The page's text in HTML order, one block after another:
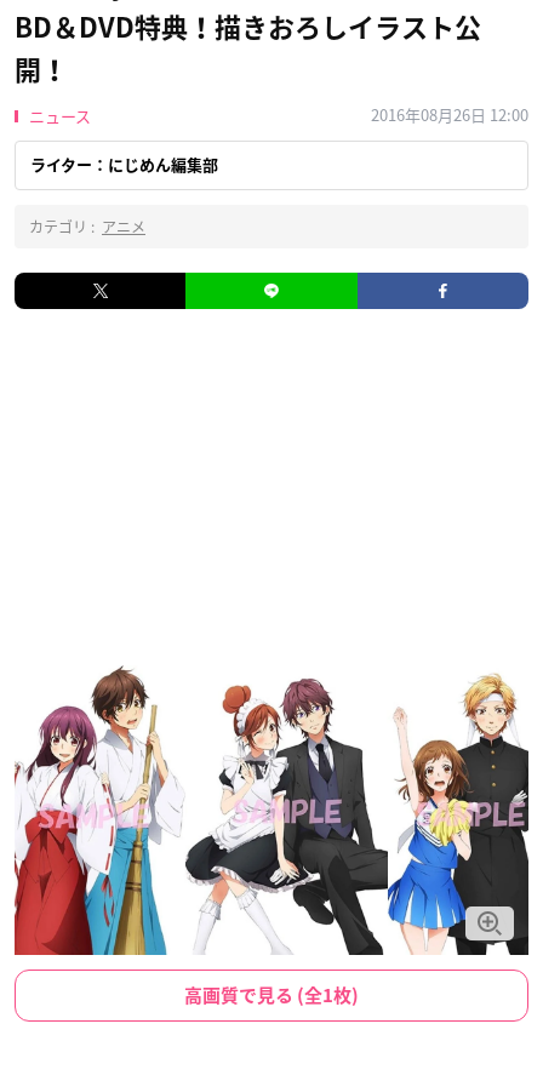
BD＆DVD特典！描きおろしイラスト公
開！
ニュース 2016年08月26日 12:00
ライター：にじめん編集部
カテゴリ : アニメ
高画質で見る (全1枚)